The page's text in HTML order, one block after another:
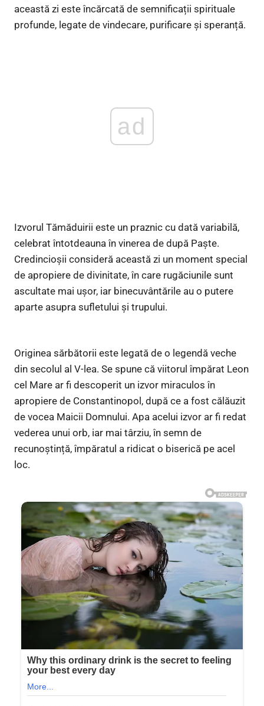
această zi este încărcată de semnificații spirituale
profunde, legate de vindecare, purificare și speranță.
ad
Izvorul Tămăduirii este un praznic cu dată variabilă,
celebrat întotdeauna în vinerea de după Paște.
Credincioșii consideră această zi un moment special
de apropiere de divinitate, în care rugăciunile sunt
ascultate mai ușor, iar binecuvântările au o putere
aparte asupra sufletului și trupului.
Originea sărbătorii este legată de o legendă veche
din secolul al V-lea. Se spune că viitorul împărat Leon
cel Mare ar fi descoperit un izvor miraculos în
apropiere de Constantinopol, după ce a fost călăuzit
de vocea Maicii Domnului. Apa acelui izvor ar fi redat
vederea unui orb, iar mai târziu, în semn de
recunoștință, împăratul a ridicat o biserică pe acel
loc.